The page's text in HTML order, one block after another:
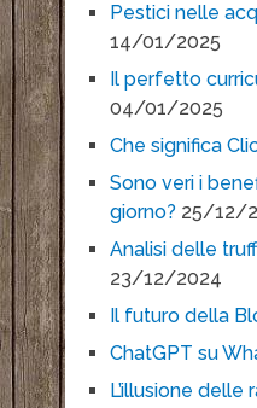
Pestici nelle
14/01/2025
Il perfetto
04/01/2025
Che significa
Sono veri i
giorno? 25/12/
Analisi delle
23/12/2024
Il futuro della
ChatGPT su
L’illusione